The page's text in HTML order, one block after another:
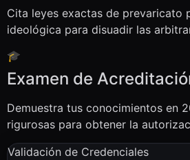
Cita leyes exactas de prevaricato
ideológica para disuadir las
🎓
Examen de
Demuestra tus conocimientos en
rigurosas para obtener la
Validación de Credenciales